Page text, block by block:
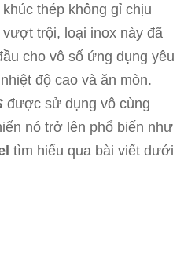
thép không gỉ chịu
trội, loại inox này đã
cho vô số ứng dụng yêu
độ cao và ăn mòn.
được sử dụng vô cùng
nó trở lên phổ biến như
tìm hiểu qua bài viết dưới